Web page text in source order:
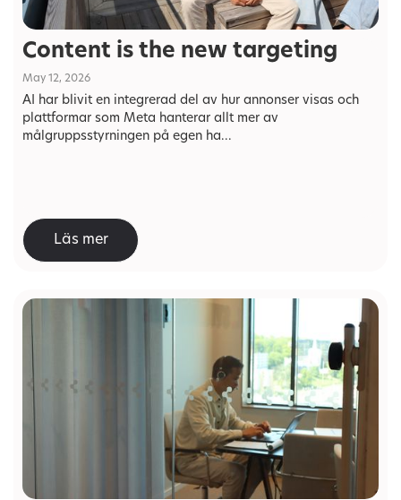
Content is the new targeting
May 12, 2026
AI har blivit en integrerad del av hur annonser visas och
plattformar som Meta hanterar allt mer av
målgruppsstyrningen på egen ha...
Läs mer